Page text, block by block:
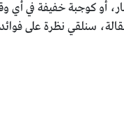
أو كوجبة خفيفة في أي
سنلقي نظرة على